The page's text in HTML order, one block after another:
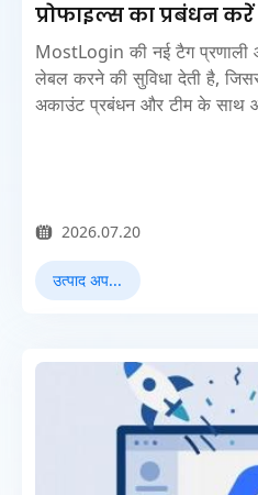
प्रोफाइल्स का प्रबंधन करें
MostLogin की नई टैग प्रणाली
लेबल करने की सुविधा देती है,
अकाउंट प्रबंधन और टीम के साथ
2026.07.20
उत्पाद अपडेट्स